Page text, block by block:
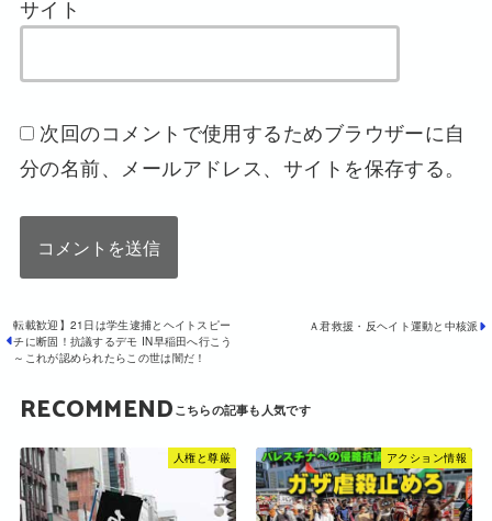
サイト
次回のコメントで使用するためブラウザーに自
分の名前、メールアドレス、サイトを保存する。
Ａ君救援・反ヘイト運動と中核派
転載歓迎】21日は学生逮捕とヘイトスピー
チに断固！抗議するデモ IN早稲田へ行こう
～これが認められたらこの世は闇だ！
RECOMMEND
人権と尊厳 アクション情報